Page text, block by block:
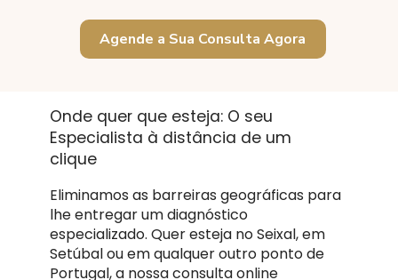
Agende a Sua Consulta Agora
Onde quer que esteja: O seu
Especialista à distância de um
clique
Eliminamos as barreiras geográficas para
lhe entregar um diagnóstico
especializado. Quer esteja no Seixal, em
Setúbal ou em qualquer outro ponto de
Portugal, a nossa consulta online